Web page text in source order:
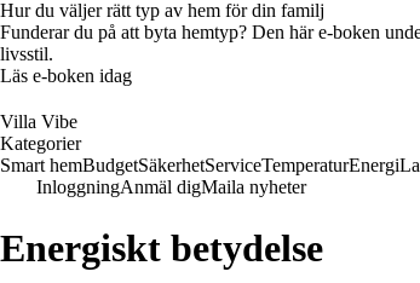
Hur du väljer rätt typ av hem för din familj
Funderar du på att byta hemtyp? Den här e-boken
livsstil.
Läs e-boken idag
Villa Vibe
Kategorier
Smart hemBudgetSäkerhetServiceTemperaturEnergi
InloggningAnmäl digMaila nyheter
Energiskt betydelse